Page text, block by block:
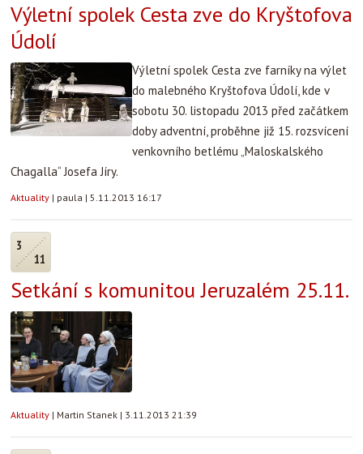
Výletní spolek Cesta zve do Kryštofova
Údolí
Výletní spolek Cesta zve farníky na výlet
do malebného Kryštofova Údolí, kde v
sobotu 30. listopadu 2013 před začátkem
doby adventní, proběhne již 15. rozsvícení
venkovního betlému „Maloskalského
Chagalla“ Josefa Jíry.
Aktuality | paula | 5.11.2013 16:17
3
11
Setkání s komunitou Jeruzalém 25.11.
Aktuality | Martin Stanek | 3.11.2013 21:39